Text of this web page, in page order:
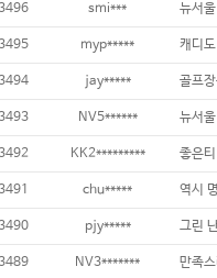
smi***
myp*****
jay*****
NV5******
KK2*********
chu*****
pjy*****
NV3******* 만족